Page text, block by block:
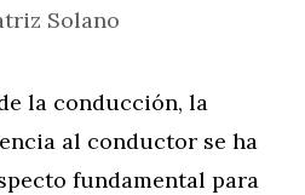
Solano
la conducción, la
al conductor se ha
fundamental para